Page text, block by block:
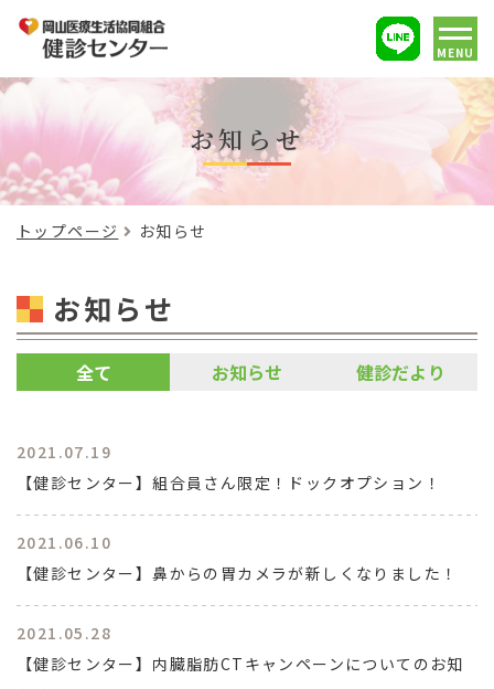
MENU
お知らせ
トップページ お知らせ
お知らせ
全て お知らせ 健診だより
2021.07.19
【健診センター】組合員さん限定！ドックオプション！
2021.06.10
【健診センター】鼻からの胃カメラが新しくなりました！
2021.05.28
【健診センター】内臓脂肪CTキャンペーンについてのお知